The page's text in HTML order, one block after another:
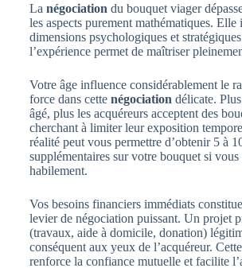
La négociation du bouquet viager
les aspects purement mathématiques. Elle
dimensions psychologiques et
l’expérience permet de maîtriser
Votre âge influence considérablement le
force dans cette négociation délicate.
âgé, plus les acquéreurs acceptent des
cherchant à limiter leur exposition
réalité peut vous permettre d’obtenir 5 à
supplémentaires sur votre bouquet si vous
habilement.
Vos besoins financiers immédiats
levier de négociation puissant. Un projet
(travaux, aide à domicile, donation)
conséquent aux yeux de l’acquéreur.
renforce la confiance mutuelle et facilite